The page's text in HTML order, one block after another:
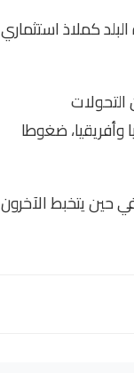
كملاذ استثماري
وأفريقيا، ضغوطا
حين يتخبط الآخرون